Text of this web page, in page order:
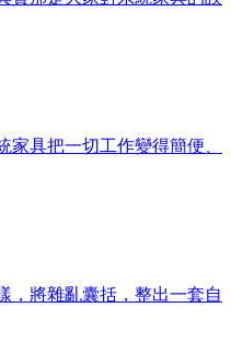
具把一切工作變得簡便、
，將雜亂囊括，整出一套自